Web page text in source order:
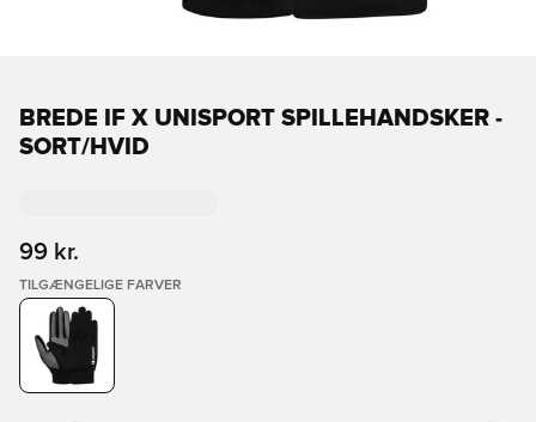
BREDE IF X UNISPORT SPILLEHANDSKER -
SORT/HVID
99 kr.
TILGÆNGELIGE FARVER